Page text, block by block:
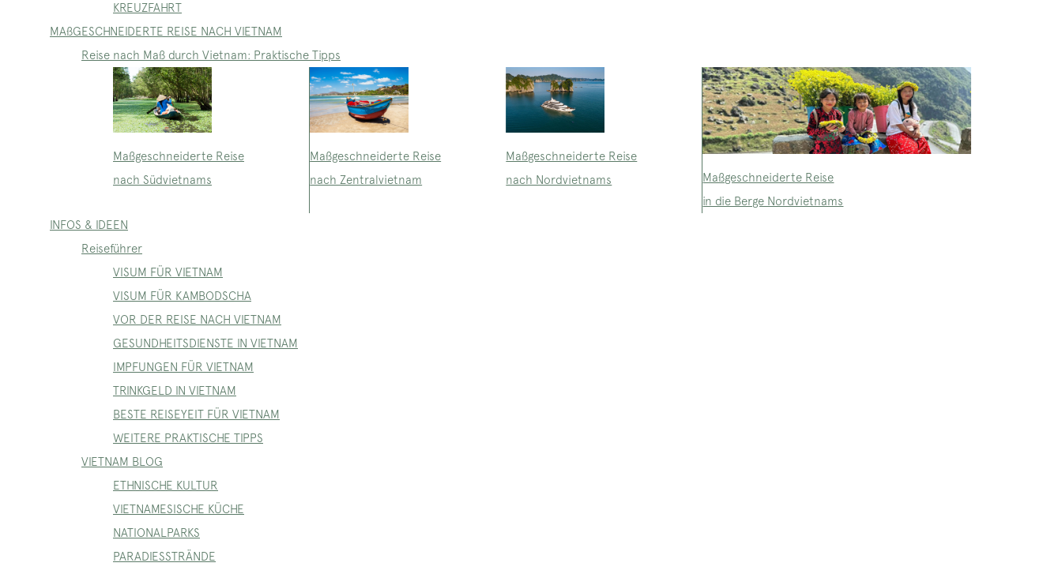
KREUZFAHRT
MAßGESCHNEIDERTE REISE NACH VIETNAM
Reise nach Maß durch Vietnam: Praktische Tipps
Maßgeschneiderte Reise
nach Südvietnams
Maßgeschneiderte Reise
nach Zentralvietnam
Maßgeschneiderte Reise
nach Nordvietnams
Maßgeschneiderte Reise
in die Berge Nordvietnams
INFOS & IDEEN
Reiseführer
VISUM FÜR VIETNAM
VISUM FÜR KAMBODSCHA
VOR DER REISE NACH VIETNAM
GESUNDHEITSDIENSTE IN VIETNAM
IMPFUNGEN FÜR VIETNAM
TRINKGELD IN VIETNAM
BESTE REISEYEIT FÜR VIETNAM
WEITERE PRAKTISCHE TIPPS
VIETNAM BLOG
ETHNISCHE KULTUR
VIETNAMESISCHE KÜCHE
NATIONALPARKS
PARADIESSTRÄNDE